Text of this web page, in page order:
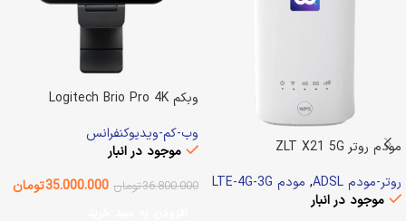
مودم روتر ZLT X21 5G
روتر-مودم ADSL
, مودم LTE-4G-3G
موجود در انبار
وبکم Logitech Brio Pro 4K
وب-کم-ویدیوکنفرانس
موجود در انبار
36.800.000تومان 35.000.000تومان